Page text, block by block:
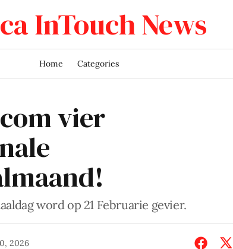
InTouch News
Home Categories
vier
word op 21 Februarie gevier.
2026